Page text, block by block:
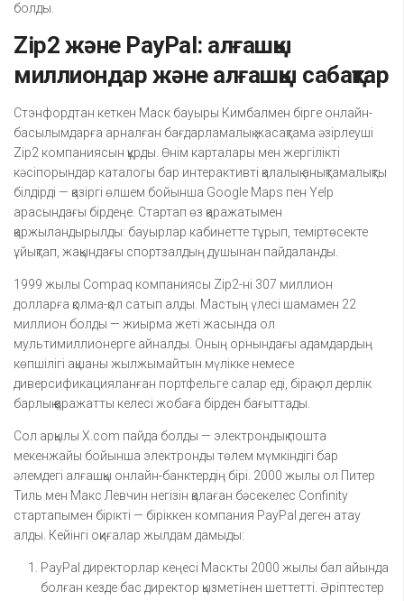
болды.
Zip2 және PayPal: алғашқы
миллиондар және алғашқы сабақтар
Стэнфордтан кеткен Маск бауыры Кимбалмен бірге онлайн-
басылымдарға арналған бағдарламалық жасақтама әзірлеуші
Zip2 компаниясын құрды. Өнім карталары мен жергілікті
кәсіпорындар каталогы бар интерактивті қалалық анықтамалықты
білдірді — қазіргі өлшем бойынша Google Maps пен Yelp
арасындағы бірдеңе. Стартап өз қаражатымен
қаржыландырылды: бауырлар кабинетте тұрып, теміртөсекте
ұйықтап, жақындағы спортзалдың душынан пайдаланды.
1999 жылы Compaq компаниясы Zip2-ні 307 миллион
долларға қолма-қол сатып алды. Мастың үлесі шамамен 22
миллион болды — жиырма жеті жасында ол
мультимиллионерге айналды. Оның орнындағы адамдардың
көпшілігі ақшаны жылжымайтын мүлікке немесе
диверсификацияланған портфельге салар еді, бірақ ол дерлік
барлық қаражатты келесі жобаға бірден бағыттады.
Сол арқылы X.com пайда болды — электрондық пошта
мекенжайы бойынша электронды төлем мүмкіндігі бар
әлемдегі алғашқы онлайн-банктердің бірі. 2000 жылы ол Питер
Тиль мен Макс Левчин негізін қалаған бәсекелес Confinity
стартапымен бірікті — біріккен компания PayPal деген атау
алды. Кейінгі оқиғалар жылдам дамыды:
PayPal директорлар кеңесі Маскты 2000 жылы бал айында
болған кезде бас директор қызметінен шеттетті. Әріптестер